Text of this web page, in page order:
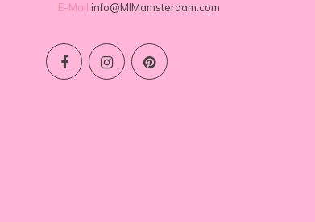
E-Mail info@MIMamsterdam.com